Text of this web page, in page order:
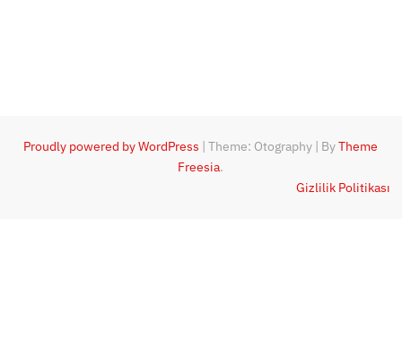
Proudly powered by WordPress |Theme: Otography | ByTheme
Freesia.
Gizlilik Politikası